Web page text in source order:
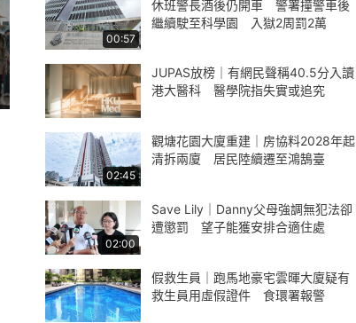
00:57
休班警長酒後仍開車 警署撞警車後
繼續駛至科學園 入獄2周罰2萬
JUPAS放榜｜有網民聲稱40.5分入讀
港大醫科 醫學院指失實或追究
02:45
觀塘花園大廈重建｜房協料2028年起
清拆兩廈 居民陸續遷至鴻鵠臺
02:00
Save Lily｜Danny父母強調無犯法卻
遭懲罰 望子能獲安排合適住處
假救生員｜跑馬地豪宅雲暉大廈疑有
救生員用虛假證件 食環署報警